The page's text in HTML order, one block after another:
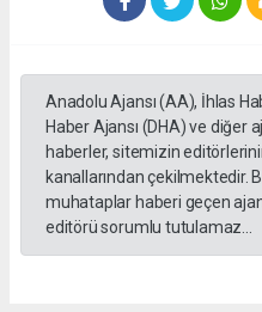
Anadolu Ajansı (AA), İhlas
Haber Ajansı (DHA) ve diğer
haberler, sitemizin
kanallarından çekilmektedir.
muhataplar haberi geçen
editörü sorumlu tutulamaz...